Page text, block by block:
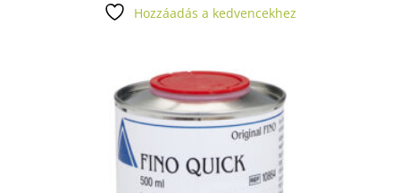
Hozzáadás a kedvencekhez